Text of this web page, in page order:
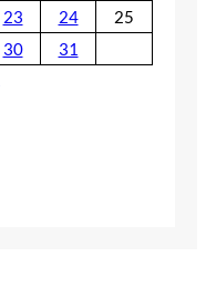
23 24
25
30
31